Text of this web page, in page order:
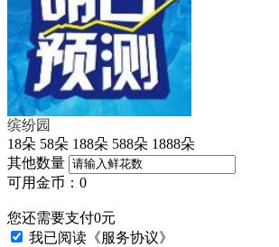
缤纷园
18朵 58朵 188朵 588朵 1888朵
其他数量
可用金币： 0
您还需要支付0元
我已阅读 《服务协议》